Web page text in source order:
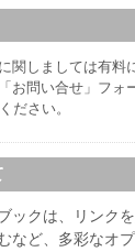
関しましては有料
お問い合せ」フォ
ださい。
ックは、リンク
など、多彩なオ
棚